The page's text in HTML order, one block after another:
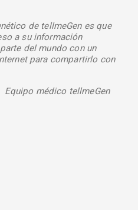
de tellmeGen es que
a su información
del mundo con un
para compartirlo con
Equipo médico tellmeGen